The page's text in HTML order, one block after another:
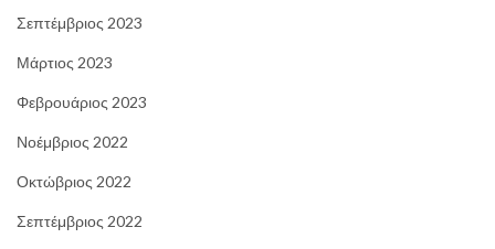
Σεπτέμβριος 2023
Μάρτιος 2023
Φεβρουάριος 2023
Νοέμβριος 2022
Οκτώβριος 2022
Σεπτέμβριος 2022